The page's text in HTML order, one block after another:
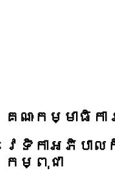
គណៈកម្មាធិក
វេទិកាអភិប
កម្ពុជា